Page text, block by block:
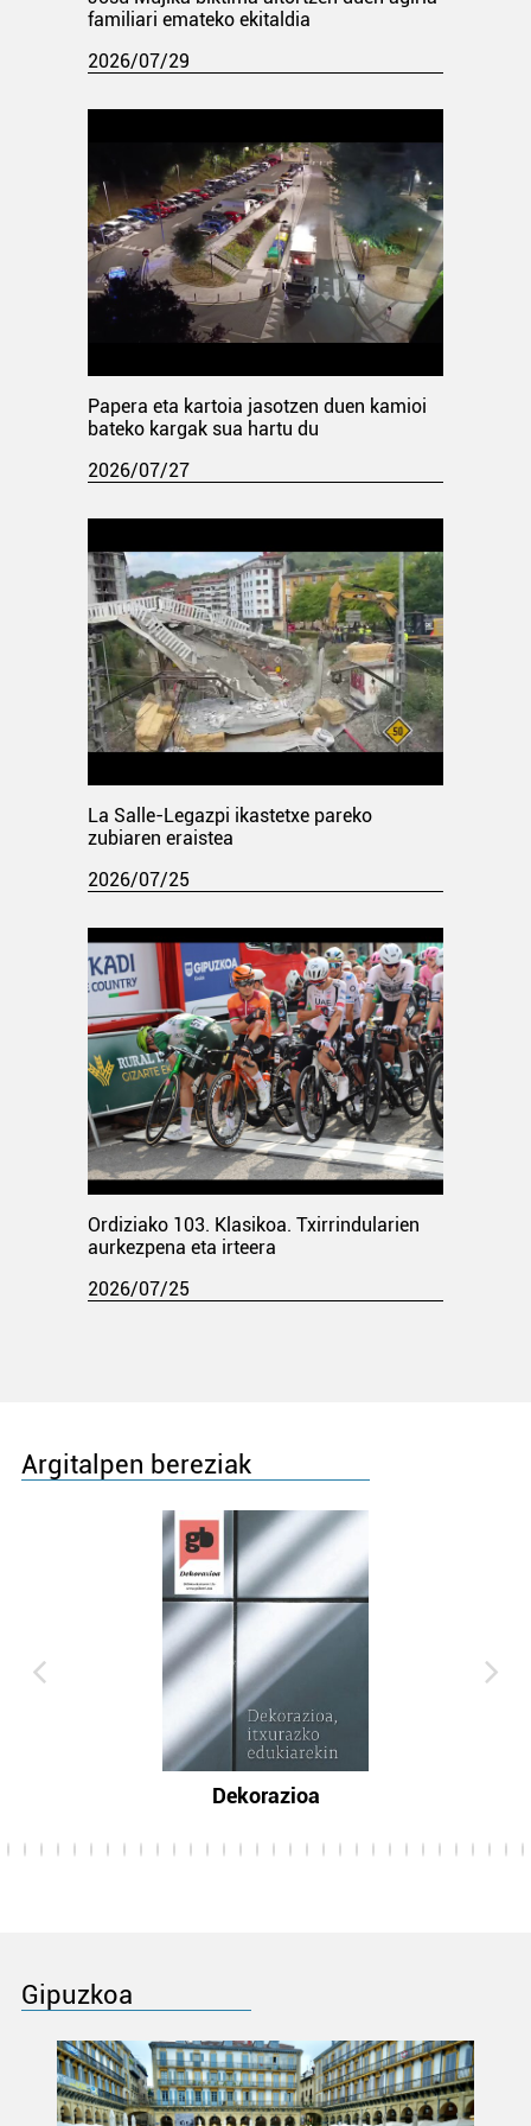
familiari emateko ekitaldia
2026/07/29
Papera eta kartoia jasotzen duen kamioi
bateko kargak sua hartu du
2026/07/27
La Salle-Legazpi ikastetxe pareko
zubiaren eraistea
2026/07/25
Ordiziako 103. Klasikoa. Txirrindularien
aurkezpena eta irteera
2026/07/25
Argitalpen bereziak
Dekorazioa
Gipuzkoa